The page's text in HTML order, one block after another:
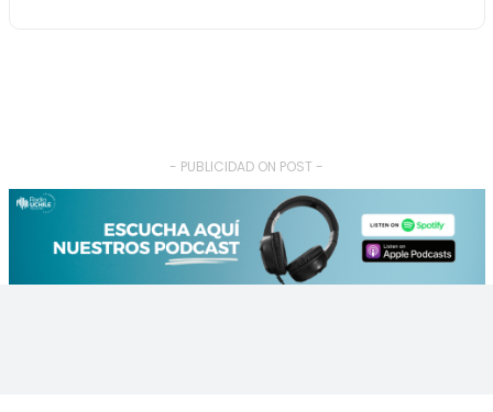
- PUBLICIDAD ON POST -